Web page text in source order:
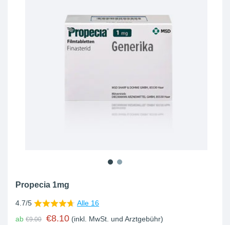
Propecia 1mg
4.7/5 Alle 16
ab €9.00 €8.10 (inkl. MwSt. und Arztgebühr)